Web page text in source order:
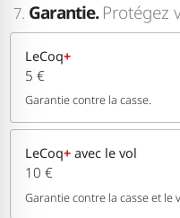
7. Garantie. Protégez
LeCoq+
5 €
Garantie contre la casse.
LeCoq+avec le vol
10 €
Garantie contre la casse et le